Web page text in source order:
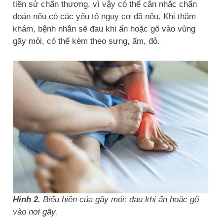
tiền sử chấn thương, vì vậy có thể cân nhắc chẩn
đoán nếu có các yếu tố nguy cơ đã nêu. Khi thăm
khám, bệnh nhân sẽ đau khi ấn hoặc gõ vào vùng
gãy mỏi, có thể kèm theo sưng, ấm, đỏ.
Hình 2. Biểu hiện của gãy mỏi: đau khi ấn hoặc gõ
vào nơi gãy.